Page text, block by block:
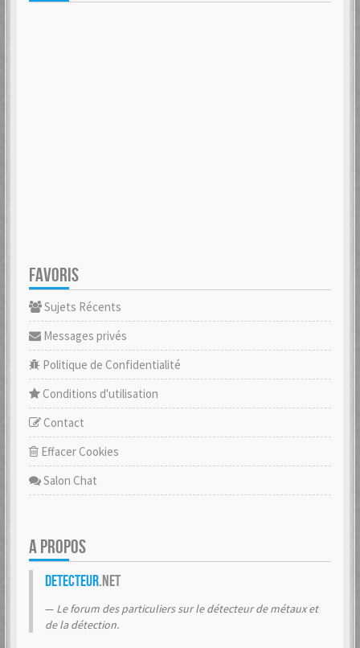
FAVORIS
Sujets Récents
Messages privés
Politique de Confidentialité
Conditions d'utilisation
Contact
Effacer Cookies
Salon Chat
A PROPOS
Detecteur.net
Le forum des particuliers sur le détecteur de métaux et
de la détection.